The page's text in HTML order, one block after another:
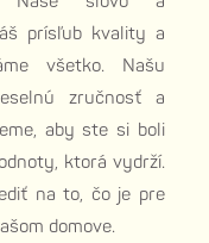
prísľub kvality a
všetko. Našu
zručnosť a
aby ste si boli
ktorá vydrží.
na to, čo je pre
domove.